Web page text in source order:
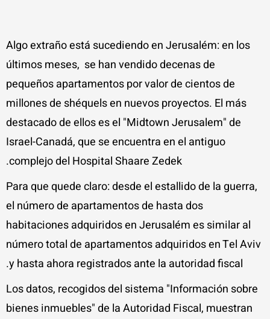
Algo extraño está sucediendo en Jerusalém: en los
últimos meses, se han vendido decenas de
pequeños apartamentos por valor de cientos de
millones de shéquels en nuevos proyectos. El más
destacado de ellos es el "Midtown Jerusalem" de
Israel-Canadá, que se encuentra en el antiguo
complejo del Hospital Shaare Zedek.
Para que quede claro: desde el estallido de la guerra,
el número de apartamentos de hasta dos
habitaciones adquiridos en Jerusalém es similar al
número total de apartamentos adquiridos en Tel Aviv
y hasta ahora registrados ante la autoridad fiscal.
Los datos, recogidos del sistema "Información sobre
bienes inmuebles" de la Autoridad Fiscal, muestran